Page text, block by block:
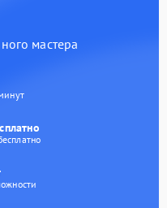
мастера